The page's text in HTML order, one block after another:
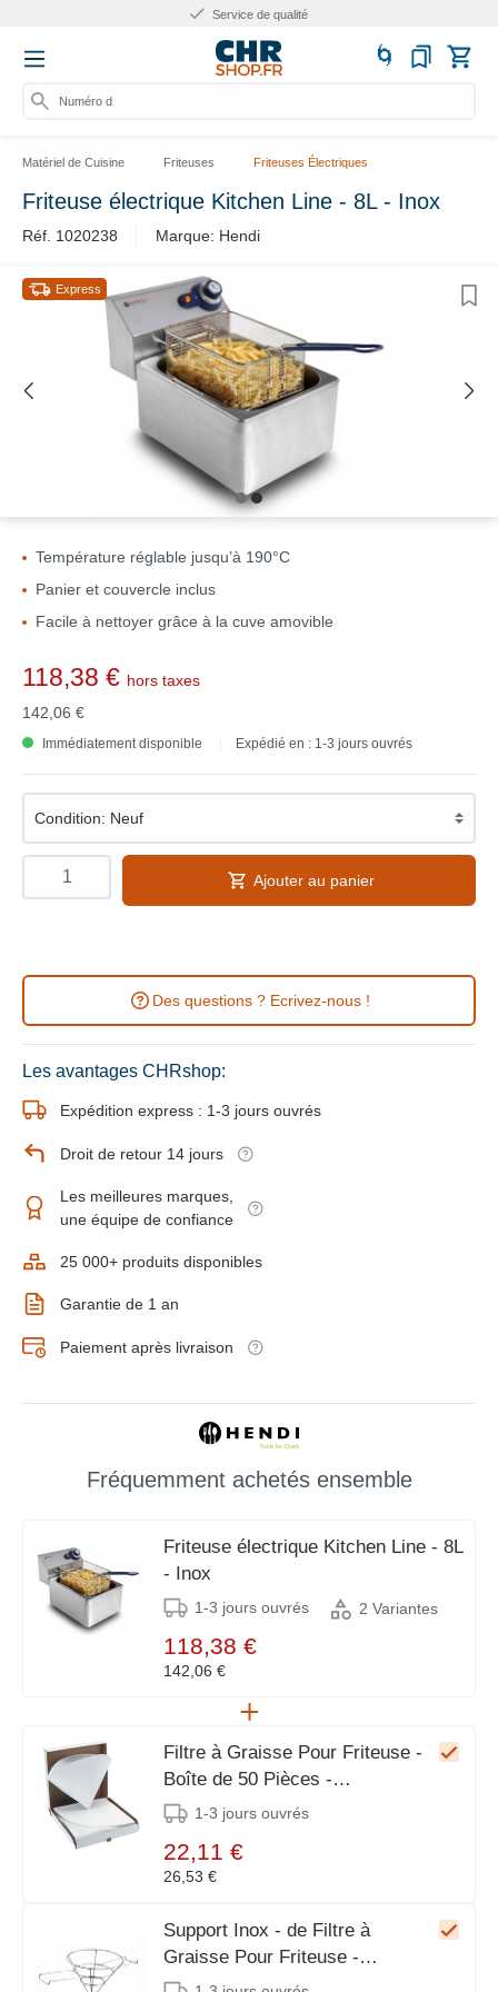
Plus de 10 ans d'expérience
Numéro d'ar
Matériel de Cuisine Friteuses Friteuses Électriques
Friteuse électrique Kitchen Line - 8L - Inox
Réf. 1020238 Marque: Hendi
Express
Température réglable jusqu’à 190°C
Panier et couvercle inclus
Facile à nettoyer grâce à la cuve amovible
118,38 € hors taxes
142,06 €
Immédiatement disponible Expédié en : 1-3 jours ouvrés
Ajouter au panier
Des questions ? Ecrivez-nous !
Les avantages CHRshop:
Expédition express : 1-3 jours ouvrés
Droit de retour 14 jours
Les meilleures marques,
une équipe de confiance
25 000+ produits disponibles
Garantie de 1 an
Paiement après livraison
Fréquemment achetés ensemble
Friteuse électrique Kitchen Line - 8L
- Inox
1-3 jours ouvrés 2 Variantes
118,38 €
142,06 €
Filtre à Graisse Pour Friteuse -
Boîte de 50 Pièces -
Ø245x250(h)mm
1-3 jours ouvrés
22,11 €
26,53 €
Support Inox - de Filtre à
Graisse Pour Friteuse -
Ø250x200(h)mm